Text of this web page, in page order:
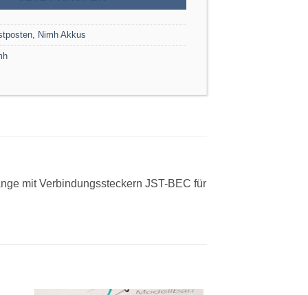
Nimh Akkus
mit Verbindungssteckern JST-BEC für